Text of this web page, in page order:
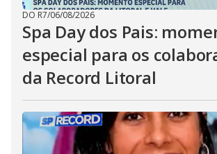
DO R7/06/08/2026
Spa Day dos Pais:
especial para os
da Record Litoral